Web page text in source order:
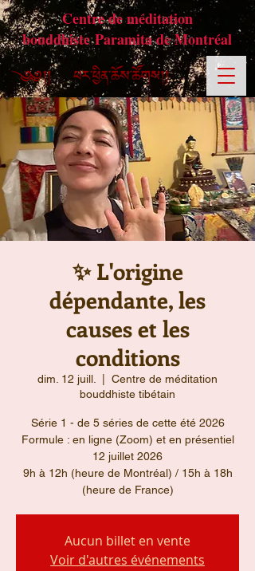
Centre de méditation
bouddhiste Paramita de Montréal
✨ L'origine
dépendante, les
causes et les
conditions
dim. 12 juill.
Centre de méditation
bouddhiste tibétain
Série 1 - de 5 séries de cette été 2026
Formule : en ligne (Zoom) et en présentiel
12 juillet 2026
9h à 12h (heure de Montréal) / 15h à 18h
(heure de France)
Aucun billet en vente
Voir d'autres événements